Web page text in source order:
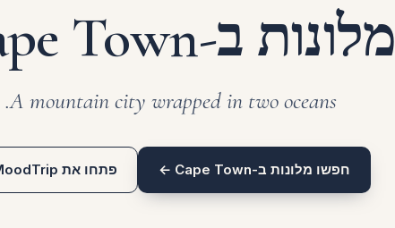
מלונות ב-Cape Town
A mountain city wrapped in two oceans.
חפשו מלונות ב-Cape Town ← פתחו את MoodTrip